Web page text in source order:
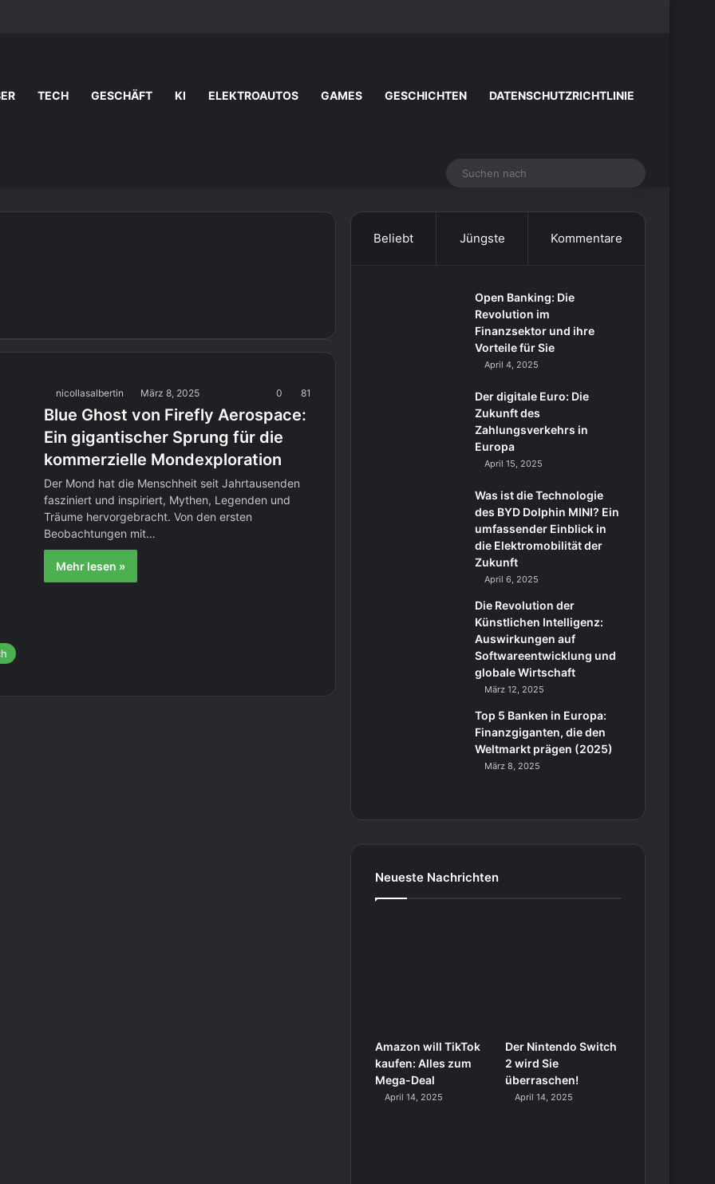
TECH GESCHÄFT KI ELEKTROAUTOS GAMES GESCHICHTEN DATENSCHUTZRICHTLINIE
nicollasalbertin März 8, 2025 0 81
Blue Ghost von Firefly Aerospace:
Ein gigantischer Sprung für die
kommerzielle Mondexploration
Der Mond hat die Menschheit seit Jahrtausenden
fasziniert und inspiriert, Mythen, Legenden und
Träume hervorgebracht. Von den ersten
Beobachtungen mit…
Mehr lesen »
Beliebt Jüngste Kommentare
Open Banking: Die
Revolution im
Finanzsektor und ihre
Vorteile für Sie
April 4, 2025
Der digitale Euro: Die
Zukunft des
Zahlungsverkehrs in
Europa
April 15, 2025
Was ist die Technologie
des BYD Dolphin MINI? Ein
umfassender Einblick in
die Elektromobilität der
Zukunft
April 6, 2025
Die Revolution der
Künstlichen Intelligenz:
Auswirkungen auf
Softwareentwicklung und
globale Wirtschaft
März 12, 2025
Top 5 Banken in Europa:
Finanzgiganten, die den
Weltmarkt prägen (2025)
März 8, 2025
Neueste Nachrichten
Amazon will TikTok
kaufen: Alles zum
Mega-Deal
April 14, 2025
Der Nintendo Switch
2 wird Sie
überraschen!
April 14, 2025